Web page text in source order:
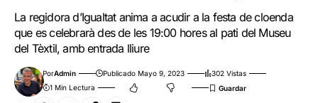
La regidora d’Igualtat anima a acudir a la festa de cloenda
que es celebrarà des de les 19:00 hores al pati del Museu
del Tèxtil, amb entrada lliure
PorAdmin Publicado Mayo 9, 2023
302 Vistas
1 Min Lectura